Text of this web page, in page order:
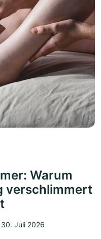
Warum
verschlimmert
30. Juli 2026